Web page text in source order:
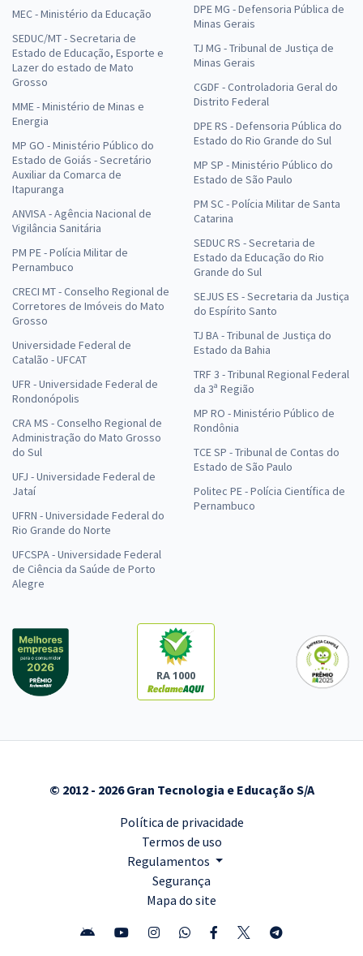
MEC - Ministério da Educação
SEDUC/MT - Secretaria de
Estado de Educação, Esporte e
Lazer do estado de Mato
Grosso
MME - Ministério de Minas e
Energia
MP GO - Ministério Público do
Estado de Goiás - Secretário
Auxiliar da Comarca de
Itapuranga
ANVISA - Agência Nacional de
Vigilância Sanitária
PM PE - Polícia Militar de
Pernambuco
CRECI MT - Conselho Regional de
Corretores de Imóveis do Mato
Grosso
Universidade Federal de
Catalão - UFCAT
UFR - Universidade Federal de
Rondonópolis
CRA MS - Conselho Regional de
Administração do Mato Grosso
do Sul
UFJ - Universidade Federal de
Jataí
UFRN - Universidade Federal do
Rio Grande do Norte
UFCSPA - Universidade Federal
de Ciência da Saúde de Porto
Alegre
DPE MG - Defensoria Pública de
Minas Gerais
TJ MG - Tribunal de Justiça de
Minas Gerais
CGDF - Controladoria Geral do
Distrito Federal
DPE RS - Defensoria Pública do
Estado do Rio Grande do Sul
MP SP - Ministério Público do
Estado de São Paulo
PM SC - Polícia Militar de Santa
Catarina
SEDUC RS - Secretaria de
Estado da Educação do Rio
Grande do Sul
SEJUS ES - Secretaria da Justiça
do Espírito Santo
TJ BA - Tribunal de Justiça do
Estado da Bahia
TRF 3 - Tribunal Regional Federal
da 3ª Região
MP RO - Ministério Público de
Rondônia
TCE SP - Tribunal de Contas do
Estado de São Paulo
Politec PE - Polícia Científica de
Pernambuco
RA 1000
© 2012 - 2026 Gran Tecnologia e Educação S/A
Política de privacidade
Termos de uso
Regulamentos
Segurança
Mapa do site